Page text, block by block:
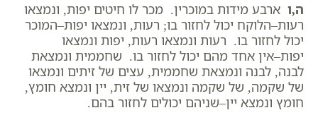
ה,ו ארבע מידות במוכרין. מכר לו חיטים יפות, ונמצאו
רעות–הלוקח יכול לחזור בו; רעות, ונמצאו יפות–המוכר
יכול לחזור בו. רעות ונמצאו רעות, יפות ונמצאו
יפות–אין אחד מהם יכול לחזור בו. שחממית ונמצאת
לבנה, לבנה ונמצאת שחממית, עצים של זיתים ונמצאו
של שקמה, של שקמה ונמצאו של זית, יין ונמצא חומץ,
חומץ ונמצא יין–שניהם יכולים לחזור בהם.